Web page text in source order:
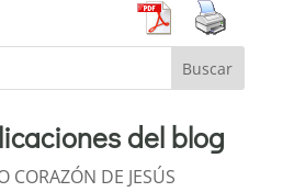
Buscar
del blog
CORAZÓN DE JESÚS